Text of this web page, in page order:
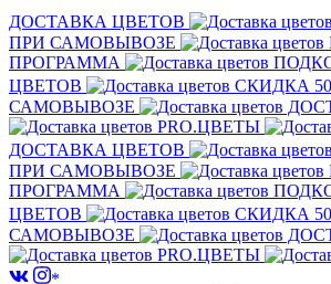
ДОСТАВКА ЦВЕТОВ
ПРИ САМОВЫВОЗЕ
ПРОГРАММА
ЦВЕТОВ
СКИДКА
САМОВЫВОЗЕ
PRO.ЦВЕТЫ
ДОСТАВКА ЦВЕТОВ
ПРИ САМОВЫВОЗЕ
ПРОГРАММА
ЦВЕТОВ
СКИДКА
САМОВЫВОЗЕ
PRO.ЦВЕТЫ
*